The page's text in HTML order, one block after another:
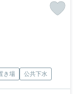
き場 公共下水